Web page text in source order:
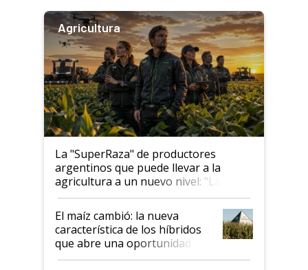
Agricultura
La "SuperRaza" de productores
argentinos que puede llevar a la
agricultura a un nuevo nivel: "Las
posibilidades de crecimiento son
infinitas"
El maíz cambió: la nueva
característica de los híbridos
que abre una oportunidad en
el lote